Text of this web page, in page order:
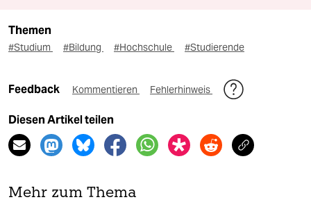
Themen
#Studium #Bildung #Hochschule #Studierende
Feedback Kommentieren Fehlerhinweis
Diesen Artikel teilen
Mehr zum Thema